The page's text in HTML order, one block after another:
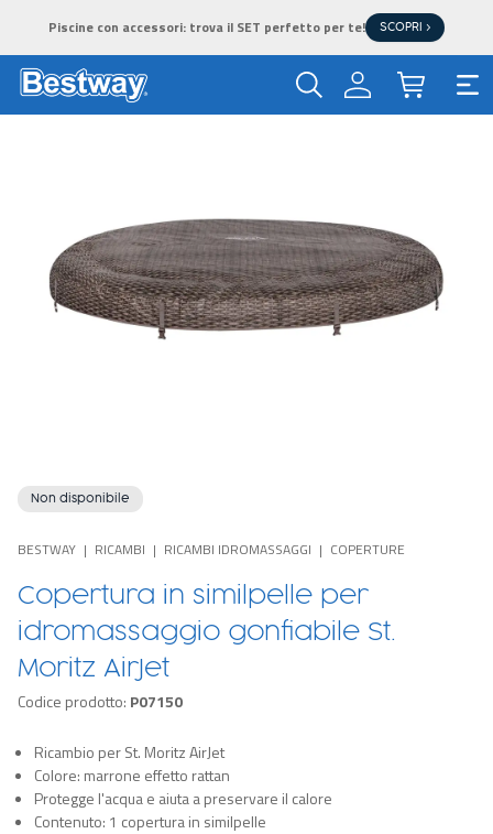
Piscine con accessori: trova il SET perfetto per te! SCOPRI >
Non disponibile
BESTWAY RICAMBI RICAMBI IDROMASSAGGI COPERTURE
Copertura in similpelle per
idromassaggio gonfiabile St.
Moritz AirJet
Codice prodotto: P07150
Ricambio per St. Moritz AirJet
Colore: marrone effetto rattan
Protegge l'acqua e aiuta a preservare il calore
Contenuto: 1 copertura in similpelle